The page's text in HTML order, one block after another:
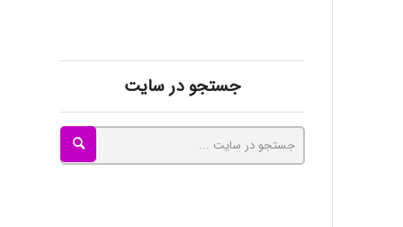
ayda habibnejad
جستجو در سایت